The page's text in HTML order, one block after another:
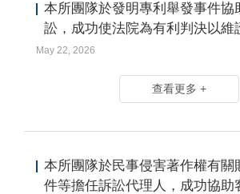
本所團隊於發明專利舉發事件協
訟，成功使法院為有利判決以維
May 22, 2026
查看更多 +
本所團隊於民事侵害著作權有關
件等擔任訴訟代理人，成功協助